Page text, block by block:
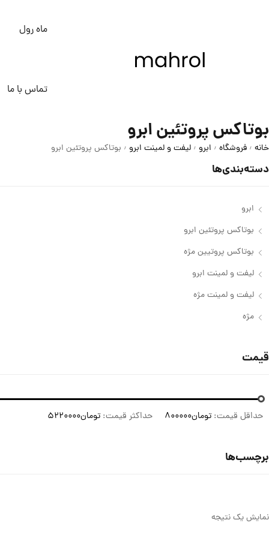
ماه رول
تماس با ما
بوتاکس پروتئین ابرو
خانه / فروشگاه / ابرو / لیفت و لمینت ابرو / بوتاکس پروتئین ابرو
دسته‌بندی‌ها
ابرو
بوتاکس پروتئین ابرو
بوتاکس پروتیین مژه
لیفت و لمینت ابرو
لیفت و لمینت مژه
مژه
قیمت
حداقل قیمت: تومان800000 حداکثر قیمت: تومان5220000
برچسب‌ها
نمایش یک نتیجه